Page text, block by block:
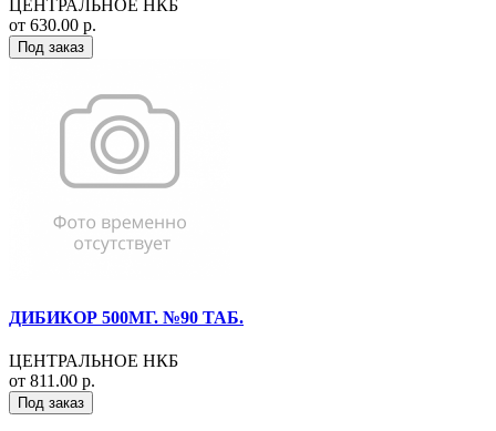
ЦЕНТРАЛЬНОЕ НКБ
от 630.00 р.
Под заказ
ДИБИКОР 500МГ. №90 ТАБ.
ЦЕНТРАЛЬНОЕ НКБ
от 811.00 р.
Под заказ